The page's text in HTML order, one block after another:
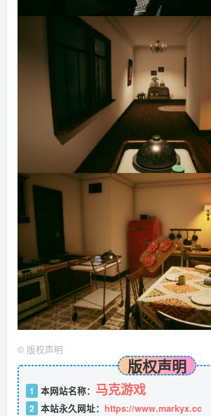
© 版权声明
版权声明
1 本网站名称： 马克游戏
2 本站永久网址： https://www.markyx.cc